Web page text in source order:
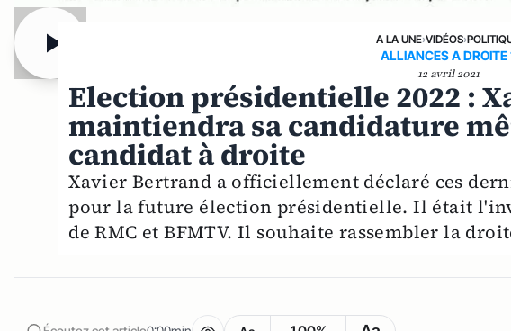
A LA UNE›VIDÉOS›
ALLIANCES A DROITE
12 avril 2021
Election présidentielle 2022 :
maintiendra sa candidature
candidat à droite
Xavier Bertrand a officiellement déclaré ces
pour la future élection présidentielle. Il était
de RMC et BFMTV. Il souhaite rassembler la